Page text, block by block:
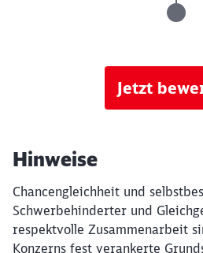
Jetzt
Hinweise
Chancengleichheit und
Schwerbehinderter und
respektvolle Zusammenarbeit
Konzerns fest verankerte